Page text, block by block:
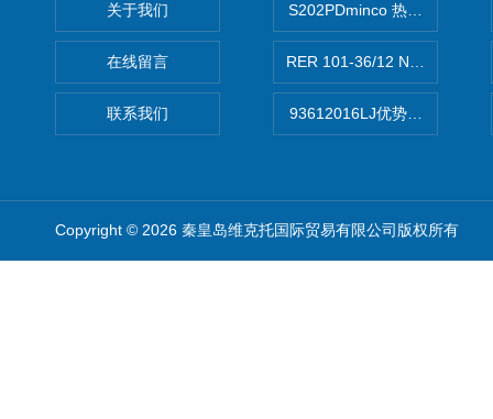
关于我们
在线留言
联系我们
S202PDminco 热电阻
RER 101-36/12 NHH离心
93612016LJ优势供应美国
Copyright © 2026 秦皇岛维克托国际贸易有限公司版权所有